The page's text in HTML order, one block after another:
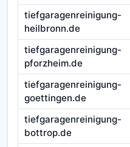
tiefgaragenreinigung-
heilbronn.de
tiefgaragenreinigung-
pforzheim.de
tiefgaragenreinigung-
goettingen.de
tiefgaragenreinigung-
bottrop.de